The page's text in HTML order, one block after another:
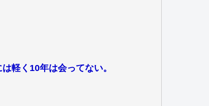
軽く10年は会ってない。